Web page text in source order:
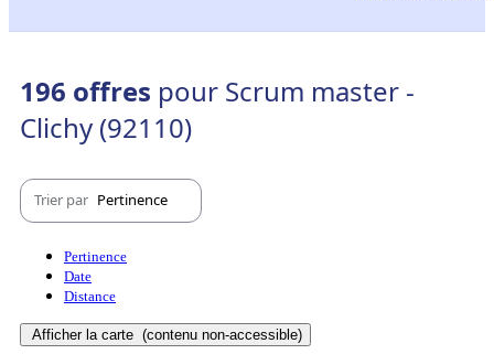
196 offres pour Scrum master -
Clichy (92110)
Trier par Pertinence
Pertinence
Date
Distance
Afficher la carte (contenu non-accessible)